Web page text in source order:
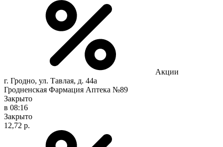
Акции
г. Гродно, ул. Тавлая, д. 44а
Гродненская Фармация Аптека №89
Закрыто
в 08:16
Закрыто
12,72 р.